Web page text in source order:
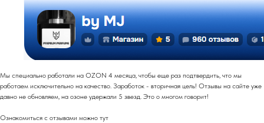
Мы специально работали на OZON 4 месяца, чтобы еще раз подтвердить, что мы
работаем исключительно на качество. Заработок - вторичная цель! Отзывы на сайте уже
давно не обновляем, на озоне удержали 5 звезд. Это о многом говорит!
Ознакомиться с отзывами можно тут